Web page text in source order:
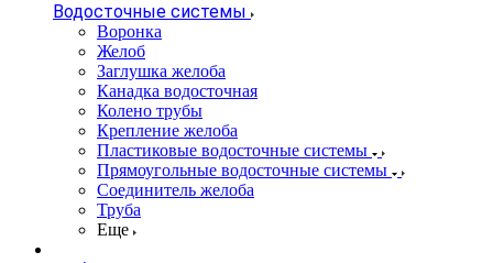
Водосточные системы
Воронка
Желоб
Заглушка желоба
Канадка водосточная
Колено трубы
Крепление желоба
Пластиковые водосточные системы
Прямоугольные водосточные системы
Соединитель желоба
Труба
Еще